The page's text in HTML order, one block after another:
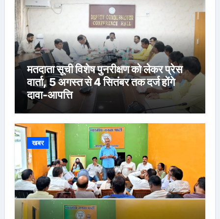
मतदाता सूची विशेष पुनरीक्षण को लेकर प्रेस
वार्ता, 5 अगस्त से 4 सितंबर तक दर्ज होंगे
दावा-आपत्ति
खबर